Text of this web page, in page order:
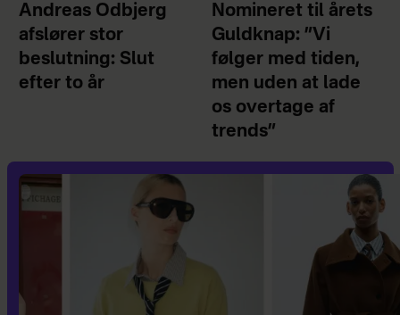
Andreas Odbjerg
afslører stor
beslutning: Slut
efter to år
Nomineret til årets
Guldknap: ”Vi
følger med tiden,
men uden at lade
os overtage af
trends”